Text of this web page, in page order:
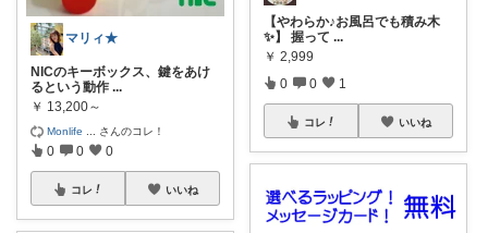
マリィ★
NICのキーボックス、鍵をあけ
るという動作 ...
￥ 13,200～
Monlife さんのコレ！
0 0 0
コレ いいね
【やわらか♪お風呂でも積み木
✨】 握って ...
￥ 2,999
0 0 1
コレ いいね